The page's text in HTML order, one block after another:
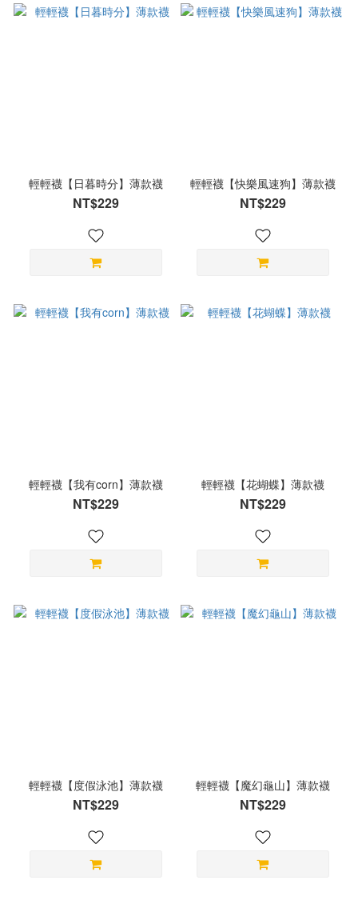
輕輕襪【日暮時分】薄款襪
NT$229
輕輕襪【快樂風速狗】薄款襪
NT$229
輕輕襪【我有corn】薄款襪
NT$229
輕輕襪【花蝴蝶】薄款襪
NT$229
輕輕襪【度假泳池】薄款襪
NT$229
輕輕襪【魔幻龜山】薄款襪
NT$229